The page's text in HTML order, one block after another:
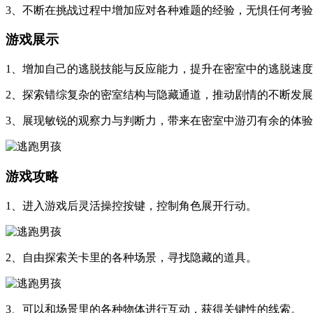
3、不断在挑战过程中增加应对各种难题的经验，无惧任何考验
游戏展示
1、增加自己的逃脱技能与反应能力，提升在密室中的逃脱速度
2、探索错综复杂的密室结构与隐藏通道，推动剧情的不断发展
3、展现敏锐的观察力与判断力，带来在密室中游刃有余的体验
游戏攻略
1、进入游戏后灵活操控按键，控制角色展开行动。
2、自由探索关卡里的各种场景，寻找隐藏的道具。
3、可以和场景里的各种物体进行互动，获得关键性的线索。